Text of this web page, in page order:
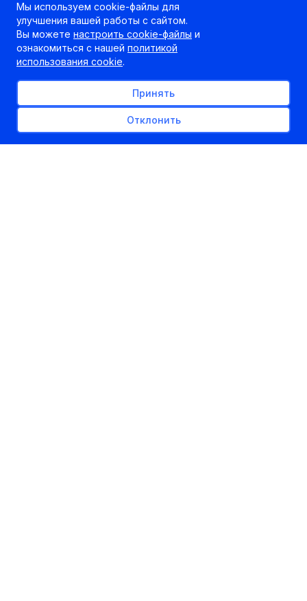
Мы используем cookie-файлы для
улучшения вашей работы с сайтом.
Вы можете настроить cookie-файлы и
ознакомиться с нашей политикой
использования cookie.
Принять
Отклонить